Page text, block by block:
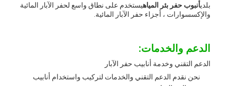
بلديأنبوب حفر بئر المياهيستخدم على نطاق واسع لحفر الآبار المائية
والإكسسوارات ، أجزاء حفر الآبار المائية.
الدعم والخدمات:
الدعم التقني وخدمة أنابيب حفر الآبار
نحن نقدم الدعم التقني والخدمات لتركيب واستخدام أنابيب